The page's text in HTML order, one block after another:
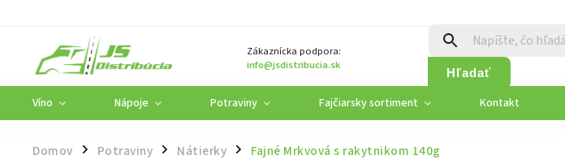
Zákaznícka podpora:
info@jsdistribucia.sk
Hľadať
Víno Nápoje Potraviny Fajčiarsky sortiment Kontakt
Domov / Potraviny / Nátierky / Fajné Mrkvová s rakytnikom 140g